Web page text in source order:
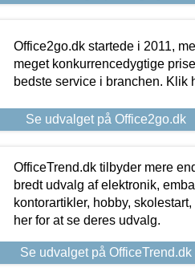
Office2go.dk startede i 2011,
meget konkurrencedygtige
bedste service i branchen. Klik
Se udvalget på Office2go.dk
OfficeTrend.dk tilbyder mere
bredt udvalg af elektronik,
kontorartikler, hobby,
her for at se deres udvalg.
Se udvalget på OfficeTrend.dk